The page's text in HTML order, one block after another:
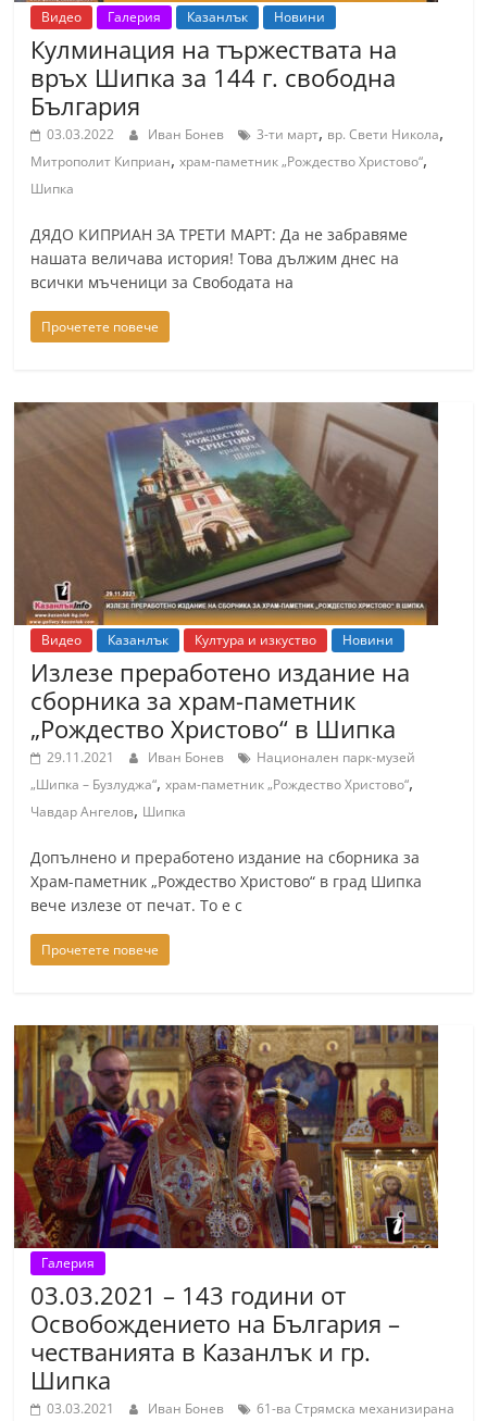
Видео Галерия Казанлък Новини
Кулминация на тържествата на
връх Шипка за 144 г. свободна
България
03.03.2022 Иван Бонев 3-ти март, вр. Свети Никола,
Митрополит Киприан,храм-паметник „Рождество Христово“,
Шипка
ДЯДО КИПРИАН ЗА ТРЕТИ МАРТ: Да не забравяме
нашата величава история! Това дължим днес на
всички мъченици за Свободата на
Прочетете повече
Видео Казанлък Култура и изкуство Новини
Излезе преработено издание на
сборника за храм-паметник
„Рождество Христово“ в Шипка
29.11.2021 Иван Бонев
Национален парк-музей
„Шипка – Бузлуджа“,храм-паметник „Рождество Христово“,
Чавдар Ангелов, Шипка
Допълнено и преработено издание на сборника за
Храм-паметник „Рождество Христово“ в град Шипка
вече излезе от печат. То е с
Прочетете повече
Галерия
03.03.2021 – 143 години от
Освобождението на България –
честванията в Казанлък и гр.
Шипка
03.03.2021 Иван Бонев
61-ва Стрямска механизирана